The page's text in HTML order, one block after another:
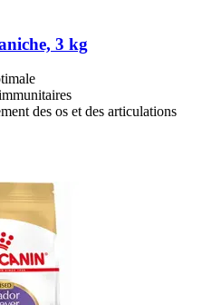
3 kg
des os et des articulations